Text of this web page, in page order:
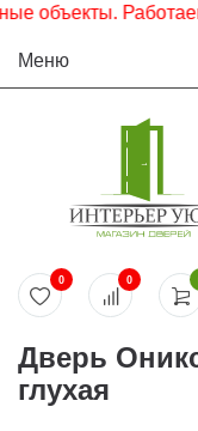
Работаем
Меню
0 0
Дверь
глухая